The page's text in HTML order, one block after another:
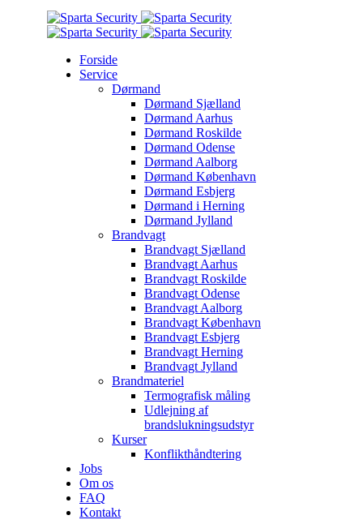
Forside
Service
Dørmand
Dørmand Sjælland
Dørmand Aarhus
Dørmand Roskilde
Dørmand Odense
Dørmand Aalborg
Dørmand København
Dørmand Esbjerg
Dørmand i Herning
Dørmand Jylland
Brandvagt
Brandvagt Sjælland
Brandvagt Aarhus
Brandvagt Roskilde
Brandvagt Odense
Brandvagt Aalborg
Brandvagt København
Brandvagt Esbjerg
Brandvagt Herning
Brandvagt Jylland
Brandmateriel
Termografisk måling
Udlejning af
brandslukningsudstyr
Kurser
Konflikthåndtering
Jobs
Om os
FAQ
Kontakt